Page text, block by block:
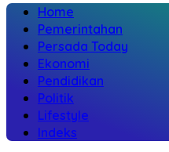
Home
Pemerintahan
Persada Today
Ekonomi
Pendidikan
Politik
Lifestyle
Indeks